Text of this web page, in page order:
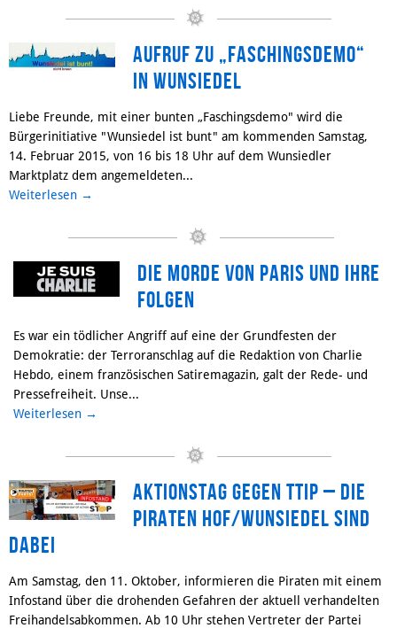
Aufruf zu „Faschingsdemo“
in Wunsiedel
Liebe Freunde, mit einer bunten „Faschingsdemo" wird die
Bürgerinitiative "Wunsiedel ist bunt" am kommenden Samstag,
14. Februar 2015, von 16 bis 18 Uhr auf dem Wunsiedler
Marktplatz dem angemeldeten...
Weiterlesen →
Die Morde von Paris und ihre
Folgen
Es war ein tödlicher Angriff auf eine der Grundfesten der
Demokratie: der Terroranschlag auf die Redaktion von Charlie
Hebdo, einem französischen Satiremagazin, galt der Rede- und
Pressefreiheit. Unse...
Weiterlesen →
Aktionstag gegen TTIP – Die
Piraten Hof/Wunsiedel sind
dabei
Am Samstag, den 11. Oktober, informieren die Piraten mit einem
Infostand über die drohenden Gefahren der aktuell verhandelten
Freihandelsabkommen. Ab 10 Uhr stehen Vertreter der Partei